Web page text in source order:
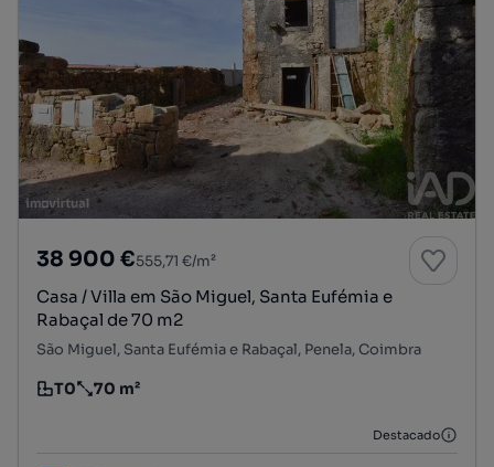
38 900 €555,71 €/m²
Casa / Villa em São Miguel, Santa Eufémia e
Rabaçal de 70 m2
São Miguel, Santa Eufémia e Rabaçal, Penela, Coimbra
Tipologia
T0
Preço por metro quadrado
70 m²
Destacado